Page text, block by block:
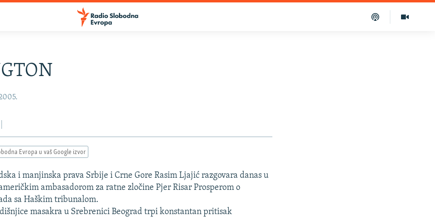
Evropa u vaš Google izvor
i manjinska prava Srbije i Crne Gore Rasim Ljajić razgovara danas u
ambasadorom za ratne zločine Pjer Risar Prosperom o
sa Haškim tribunalom.
masakra u Srebrenici Beograd trpi konstantan pritisak